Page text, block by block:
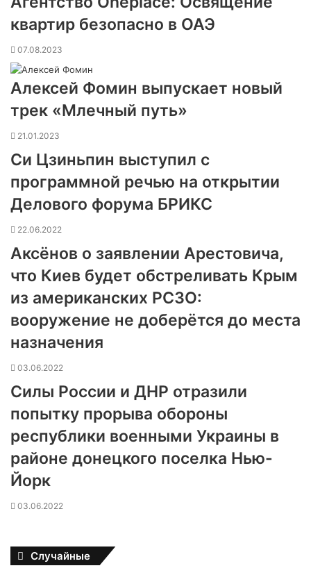
квартир безопасно в ОАЭ
07.08.2023
Алексей Фомин выпускает новый
трек «Млечный путь»
21.01.2023
Си Цзиньпин выступил с
программной речью на открытии
Делового форума БРИКС
22.06.2022
Аксёнов о заявлении Арестовича,
что Киев будет обстреливать Крым
из американских РСЗО:
вооружение не доберётся до места
назначения
03.06.2022
Силы России и ДНР отразили
попытку прорыва обороны
республики военными Украины в
районе донецкого поселка Нью-
Йорк
03.06.2022
Случайные